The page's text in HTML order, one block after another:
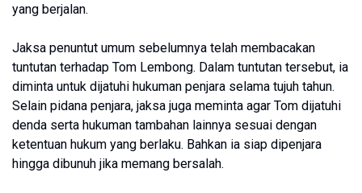
yang berjalan.
Jaksa penuntut umum sebelumnya telah membacakan
tuntutan terhadap Tom Lembong. Dalam tuntutan tersebut, ia
diminta untuk dijatuhi hukuman penjara selama tujuh tahun.
Selain pidana penjara, jaksa juga meminta agar Tom dijatuhi
denda serta hukuman tambahan lainnya sesuai dengan
ketentuan hukum yang berlaku. Bahkan ia siap dipenjara
hingga dibunuh jika memang bersalah.